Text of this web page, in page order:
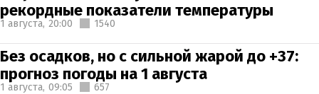
рекордные показатели температуры
1 августа, 20:00 1540
Без осадков, но с сильной жарой до +37:
прогноз погоды на 1 августа
1 августа, 09:05 657